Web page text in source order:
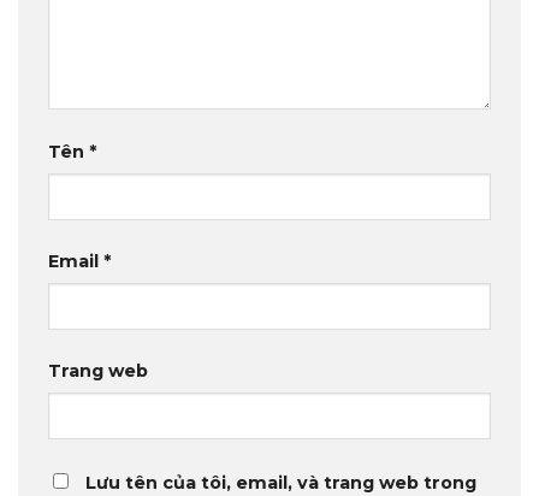
Tên *
Email *
Trang web
Lưu tên của tôi, email, và trang web trong